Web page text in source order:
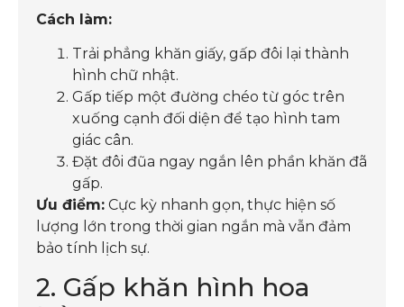
Cách làm:
Trải phẳng khăn giấy, gấp đôi lại thành
hình chữ nhật.
Gấp tiếp một đường chéo từ góc trên
xuống cạnh đối diện để tạo hình tam
giác cân.
Đặt đôi đũa ngay ngắn lên phần khăn đã
gấp.
Ưu điểm: Cực kỳ nhanh gọn, thực hiện số
lượng lớn trong thời gian ngắn mà vẫn đảm
bảo tính lịch sự.
2. Gấp khăn hình hoa